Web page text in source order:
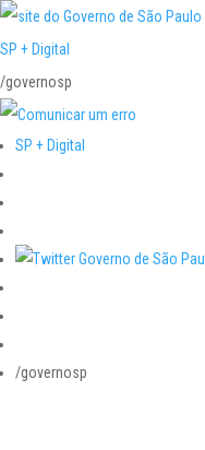
SP + Digital
/governosp
SP + Digital
/governosp